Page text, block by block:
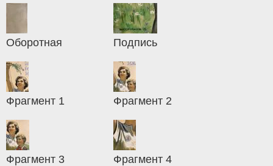
Оборотная Подпись
Фрагмент 1 Фрагмент 2
Фрагмент 3 Фрагмент 4